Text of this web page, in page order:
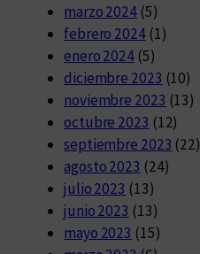
marzo 2024 (5)
febrero 2024(1)
enero 2024 (5)
diciembre 2023 (10)
noviembre 2023 (13)
octubre 2023 (12)
septiembre 2023 (22)
agosto 2023 (24)
julio 2023 (13)
junio 2023 (13)
mayo 2023 (15)